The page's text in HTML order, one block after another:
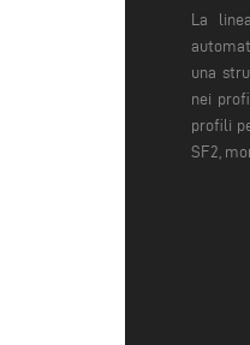
La
una
nei
profili
SF2,